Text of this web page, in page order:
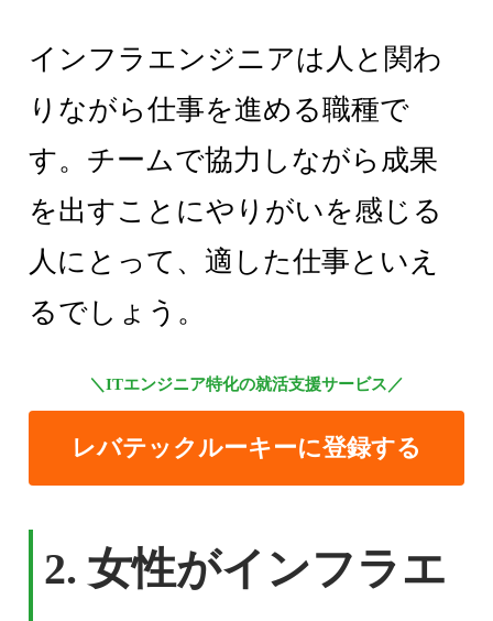
インフラエンジニアは人と関わ
りながら仕事を進める職種で
す。チームで協力しながら成果
を出すことにやりがいを感じる
人にとって、適した仕事といえ
るでしょう。
＼ITエンジニア特化の就活支援サービス／
レバテックルーキーに登録する
2. 女性がインフラエ